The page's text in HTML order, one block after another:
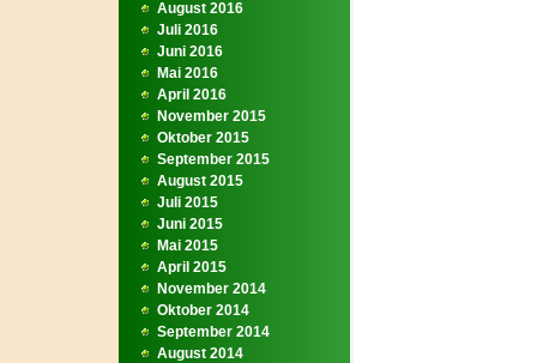
August 2016
Juli 2016
Juni 2016
Mai 2016
April 2016
November 2015
Oktober 2015
September 2015
August 2015
Juli 2015
Juni 2015
Mai 2015
April 2015
November 2014
Oktober 2014
September 2014
August 2014